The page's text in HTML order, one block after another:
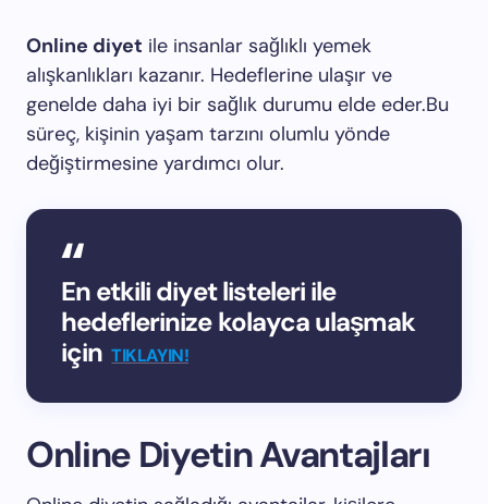
Online diyet ile insanlar sağlıklı yemek
alışkanlıkları kazanır. Hedeflerine ulaşır ve
genelde daha iyi bir sağlık durumu elde eder.Bu
süreç, kişinin yaşam tarzını olumlu yönde
değiştirmesine yardımcı olur.
En etkili diyet listeleri ile
hedeflerinize kolayca ulaşmak
için TIKLAYIN!
Online Diyetin Avantajları